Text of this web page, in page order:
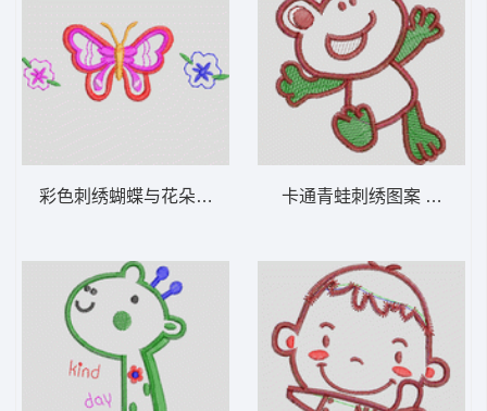
彩色刺绣蝴蝶与花朵图案 卡通童装章标贴布 卡通青蛙刺绣